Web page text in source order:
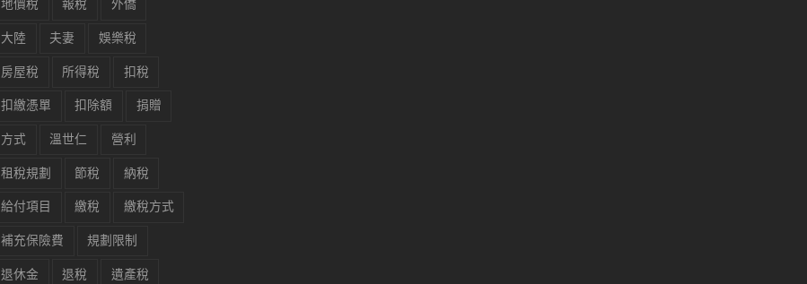
地價稅 報稅 外僑
大陸 夫妻 娛樂稅
房屋稅 所得稅 扣稅
扣繳憑單 扣除額 捐贈
方式 溫世仁 營利
租稅規劃 節稅 納稅
給付項目 繳稅 繳稅方式
補充保險費 規劃限制
退休金 退稅 遺產稅